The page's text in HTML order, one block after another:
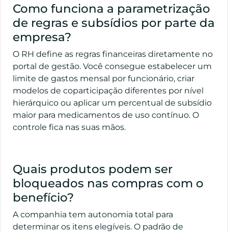
Como funciona a parametrização
de regras e subsídios por parte da
empresa?
O RH define as regras financeiras diretamente no
portal de gestão. Você consegue estabelecer um
limite de gastos mensal por funcionário, criar
modelos de coparticipação diferentes por nível
hierárquico ou aplicar um percentual de subsídio
maior para medicamentos de uso contínuo. O
controle fica nas suas mãos.
Quais produtos podem ser
bloqueados nas compras com o
benefício?
A companhia tem autonomia total para
determinar os itens elegíveis. O padrão de